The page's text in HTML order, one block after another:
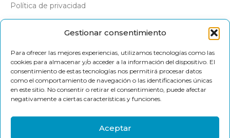
Gestionar consentimiento
Para ofrecer las mejores experiencias, utilizamos tecnologías como las
cookies para almacenar y/o acceder a la información del dispositivo. El
consentimiento de estas tecnologías nos permitirá procesar datos
como el comportamiento de navegación o las identificaciones únicas
en este sitio. No consentir o retirar el consentimiento, puede afectar
negativamente a ciertas características y funciones.
Aceptar
Política de privacidad
Facebook
Instragram
Linkedln
Youtube